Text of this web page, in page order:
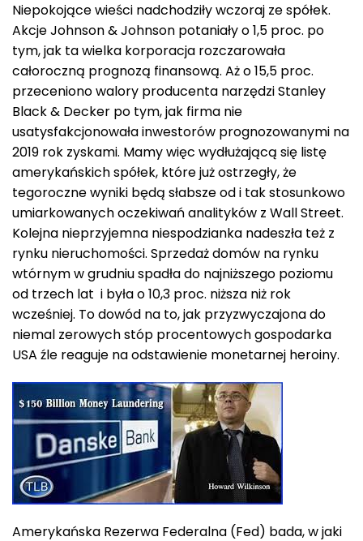
Niepokojące wieści nadchodziły wczoraj ze spółek.
Akcje Johnson & Johnson potaniały o 1,5 proc. po
tym, jak ta wielka korporacja rozczarowała
całoroczną prognozą finansową. Aż o 15,5 proc.
przeceniono walory producenta narzędzi Stanley
Black & Decker po tym, jak firma nie
usatysfakcjonowała inwestorów prognozowanymi na
2019 rok zyskami. Mamy więc wydłużającą się listę
amerykańskich spółek, które już ostrzegły, że
tegoroczne wyniki będą słabsze od i tak stosunkowo
umiarkowanych oczekiwań analityków z Wall Street.
Kolejna nieprzyjemna niespodzianka nadeszła też z
rynku nieruchomości. Sprzedaż domów na rynku
wtórnym w grudniu spadła do najniższego poziomu
od trzech lat i była o 10,3 proc. niższa niż rok
wcześniej. To dowód na to, jak przyzwyczajona do
niemal zerowych stóp procentowych gospodarka
USA źle reaguje na odstawienie monetarnej heroiny.
Amerykańska Rezerwa Federalna (Fed) bada, w jaki